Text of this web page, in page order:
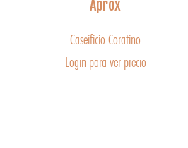
Aprox
Caseificio Coratino
Login para ver precio